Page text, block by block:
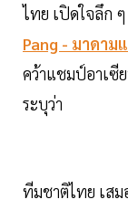
ไทย เปิดใจลึก
Pang - มาดา
คว้าแชมป์อาเซี
ระบุว่า
ทีมชาติไทย เส